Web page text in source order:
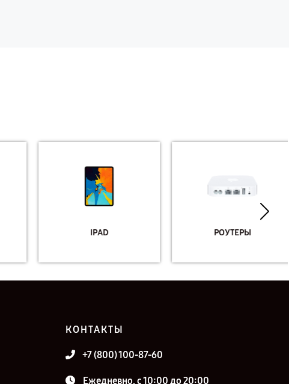
IPAD РОУТЕРЫ
КОНТАКТЫ
+7 (800) 100-87-60
Ежедневно, с 10:00 до 20:00